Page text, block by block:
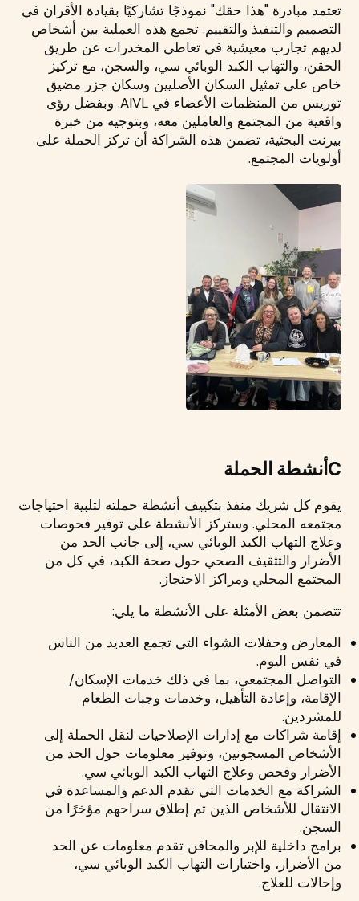
تعتمد مبادرة "هذا حقك" نموذجًا تشاركيًا بقيادة الأقران في
التصميم والتنفيذ والتقييم. تجمع هذه العملية بين أشخاص
لديهم تجارب معيشية في تعاطي المخدرات عن طريق
الحقن، والتهاب الكبد الوبائي سي، والسجن، مع تركيز
خاص على تمثيل السكان الأصليين وسكان جزر مضيق
توريس من المنظمات الأعضاء في AIVL. وبفضل رؤى
واقعية من المجتمع والعاملين معه، وبتوجيه من خبرة
بيرنت البحثية، تضمن هذه الشراكة أن تركز الحملة على
أولويات المجتمع.
Cأنشطة الحملة
يقوم كل شريك منفذ بتكييف أنشطة حملته لتلبية احتياجات
مجتمعه المحلي. وستركز الأنشطة على توفير فحوصات
وعلاج التهاب الكبد الوبائي سي، إلى جانب الحد من
الأضرار والتثقيف الصحي حول صحة الكبد، في كل من
المجتمع المحلي ومراكز الاحتجاز.
تتضمن بعض الأمثلة على الأنشطة ما يلي:
المعارض وحفلات الشواء التي تجمع العديد من الناس
في نفس اليوم.
التواصل المجتمعي، بما في ذلك خدمات الإسكان/
الإقامة، وإعادة التأهيل، وخدمات وجبات الطعام
للمشردين.
إقامة شراكات مع إدارات الإصلاحيات لنقل الحملة إلى
الأشخاص المسجونين، وتوفير معلومات حول الحد من
الأضرار وفحص وعلاج التهاب الكبد الوبائي سي.
الشراكة مع الخدمات التي تقدم الدعم والمساعدة في
الانتقال للأشخاص الذين تم إطلاق سراحهم مؤخرًا من
السجن.
برامج داخلية للإبر والمحاقن تقدم معلومات عن الحد
من الأضرار، واختبارات التهاب الكبد الوبائي سي،
وإحالات للعلاج.